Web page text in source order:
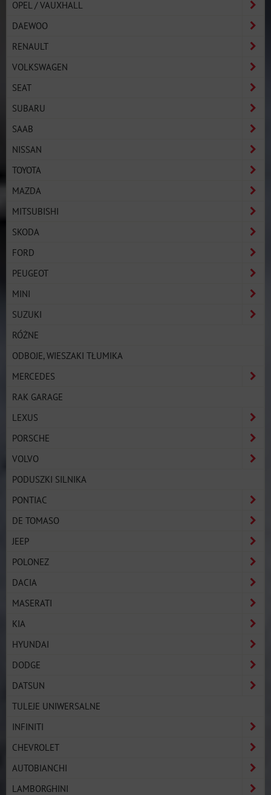
OPEL / VAUXHALL
DAEWOO
RENAULT
VOLKSWAGEN
SEAT
SUBARU
SAAB
NISSAN
TOYOTA
MAZDA
MITSUBISHI
SKODA
FORD
PEUGEOT
MINI
SUZUKI
RÓŻNE
ODBOJE, WIESZAKI TŁUMIKA
MERCEDES
RAK GARAGE
LEXUS
PORSCHE
VOLVO
PODUSZKI SILNIKA
PONTIAC
DE TOMASO
JEEP
POLONEZ
DACIA
MASERATI
KIA
HYUNDAI
DODGE
DATSUN
TULEJE UNIWERSALNE
INFINITI
CHEVROLET
AUTOBIANCHI
LAMBORGHINI